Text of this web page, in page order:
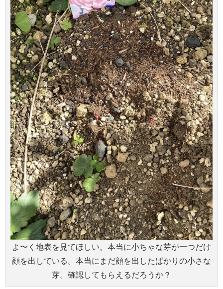
よ〜く地表を見てほしい。本当に小ちゃな芽が一つだけ
顔を出している。本当にまだ顔を出したばかりの小さな
芽。確認してもらえるだろうか？